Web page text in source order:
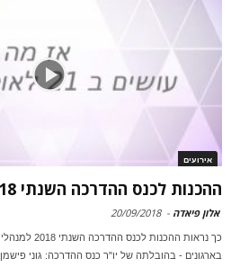
אירועים
ההכנות לכנס ההדרכה השנתי 2018
אלון פיאדה -
20/09/2018
כך נראות
בארגונים - בהובלתה של יו"ר כנס ההדרכה: גוני